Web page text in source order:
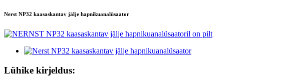
Nerst NP32 kaasaskantav jälje hapnikuanalüsaator
Lühike kirjeldus: